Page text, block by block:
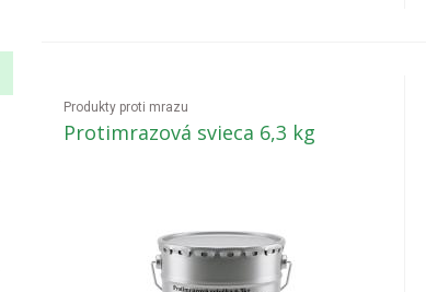
Produkty proti mrazu
Protimrazová svieca 6,3 kg